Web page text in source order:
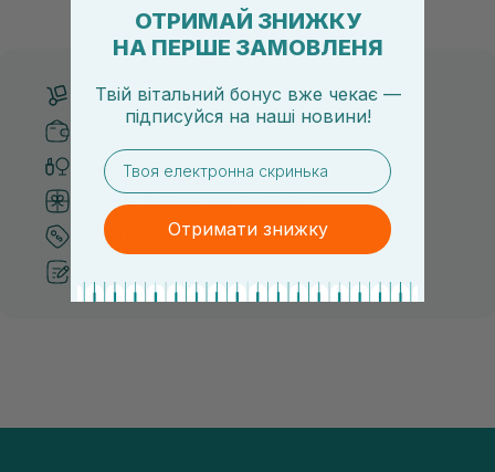
думка, що тонізація — це зайвий е...
чи скочується під макіяжем
Безкоштовна доставка від 3000 UAH
Безпечні способи оплати
Тільки оригінальна косметика
Система бонусів та лояльності
Кращі ціни та топ товари
ОТРИМАЙ ЗНИЖКУ
НА ПЕРШЕ ЗАМОВЛЕНЯ
Твій вітальний бонус вже чекає —
підписуйся на наші новини!
email
Отримати знижку